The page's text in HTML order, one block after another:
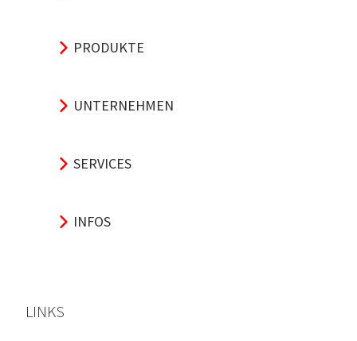
PRODUKTE
UNTERNEHMEN
SERVICES
INFOS
LINKS